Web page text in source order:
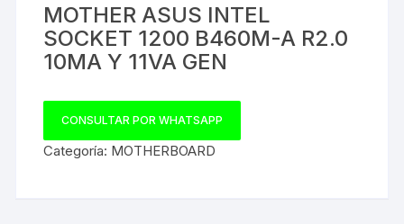
MOTHER ASUS INTEL
SOCKET 1200 B460M-A R2.0
10MA Y 11VA GEN
CONSULTAR POR WHATSAPP
Categoría: MOTHERBOARD